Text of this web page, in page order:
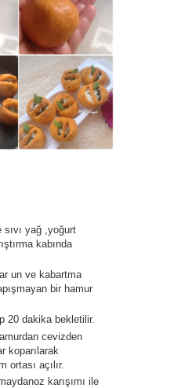
yağ ,yoğurt
kabında
un ve kabartma
bir hamur
20 dakika bekletilir.
cevizden
koparılarak
ortası açılır.
karışımı ile